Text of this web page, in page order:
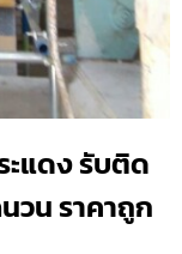
แดง รับติด
วน ราคาถูก